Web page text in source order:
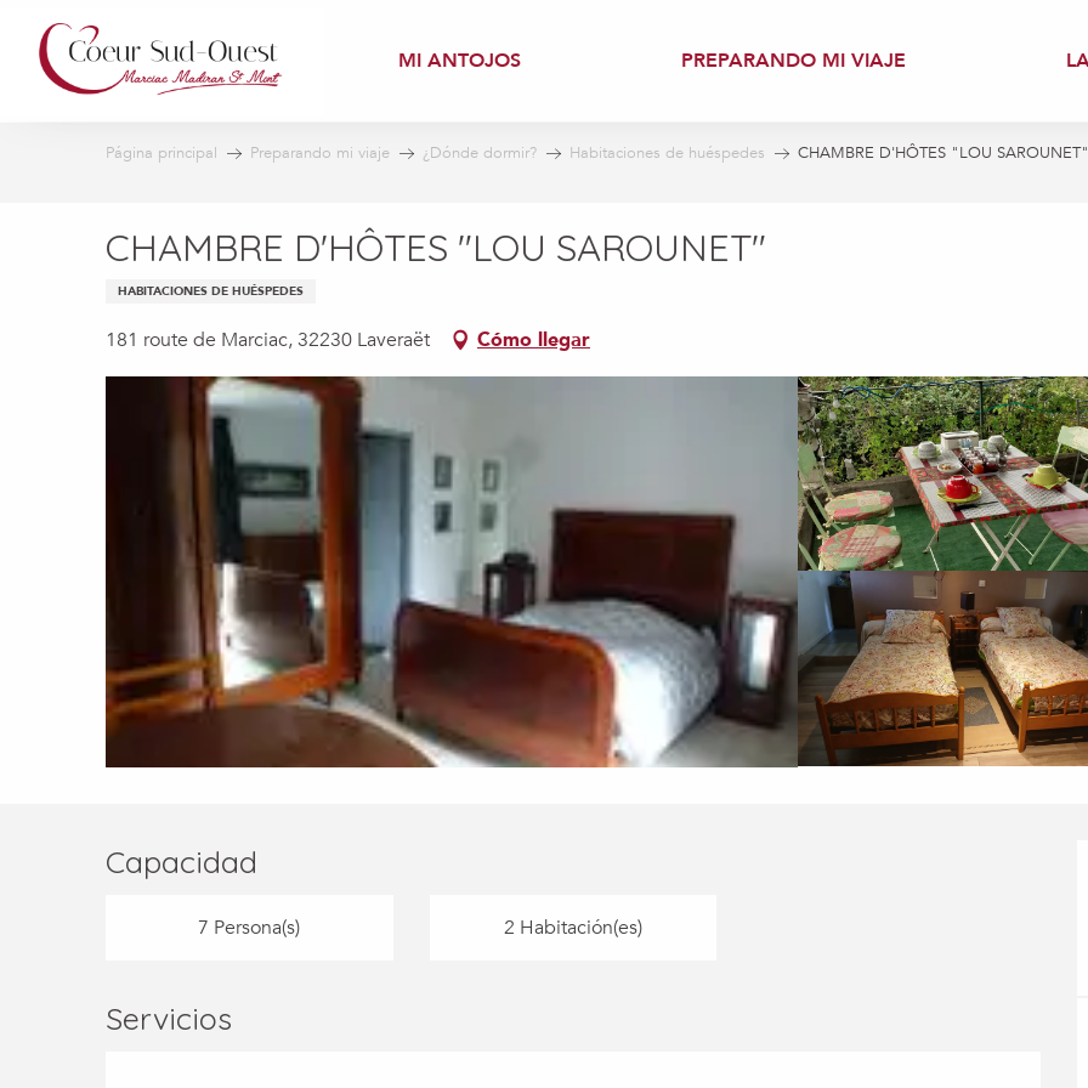
contenu
principal
MI ANTOJOS PREPARANDO MI VIAJE
Página principal Preparando mi viaje ¿Dónde dormir? Habitaciones de huéspedes CHAMBRE D'HÔTES "LOU SAROUNET"
CHAMBRE D'HÔTES "LOU SAROUNET"
HABITACIONES DE HUÉSPEDES
181 route de Marciac, 32230 Laveraët Cómo llegar
Capacidad
7 Persona(s) 2 Habitación(es)
Servicios